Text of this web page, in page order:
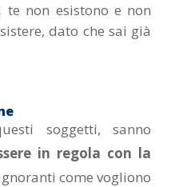
non esistono e non
dato che sai già
soggetti, sanno
in regola con la
come vogliono